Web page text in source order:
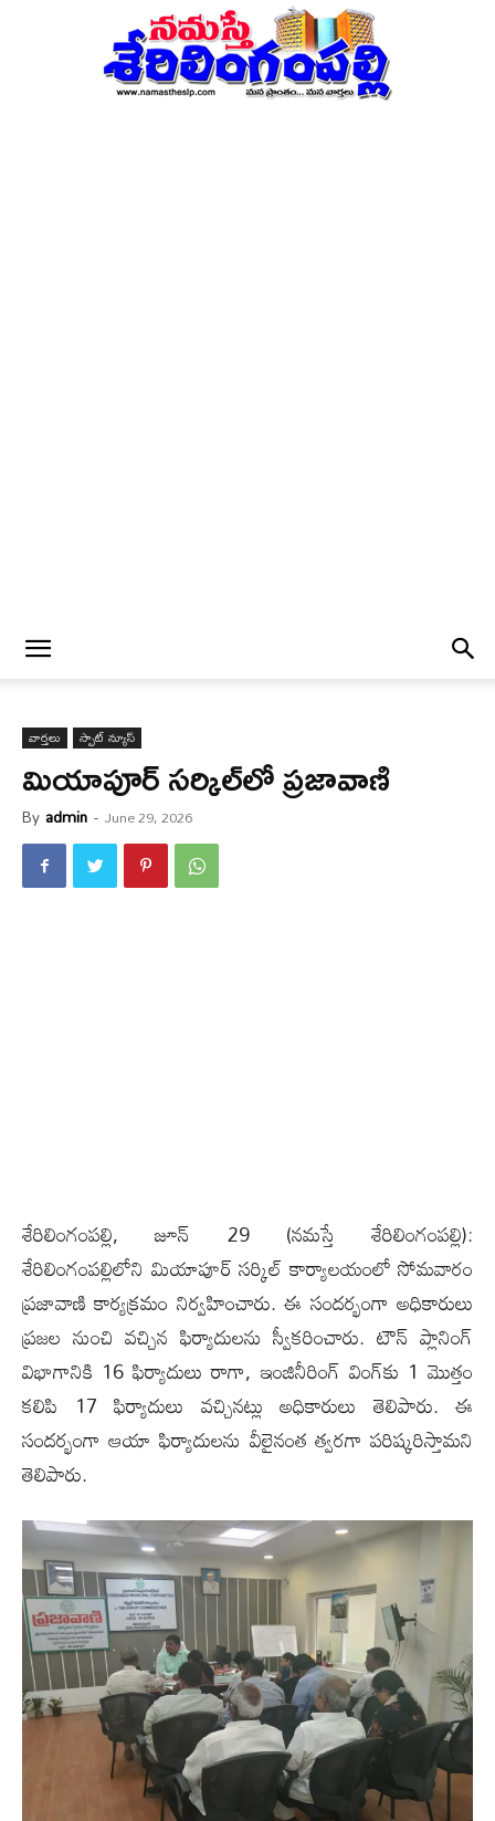
వార్త‌లు స్పాట్ న్యూస్
మియాపూర్ స‌ర్కిల్‌లో ప్ర‌జావాణి
By admin - June 29, 2026
శేరిలింగంప‌ల్లి, జూన్ 29 (న‌మ‌స్తే శేరిలింగంప‌ల్లి):
శేరిలింగంప‌ల్లిలోని మియాపూర్ స‌ర్కిల్ కార్యాల‌యంలో సోమ‌వారం
ప్ర‌జావాణి కార్య‌క్ర‌మం నిర్వ‌హించారు. ఈ సంద‌ర్భంగా అధికారులు
ప్ర‌జ‌ల నుంచి వ‌చ్చిన ఫిర్యాదుల‌ను స్వీకరించారు. టౌన్ ప్లానింగ్
విభాగానికి 16 ఫిర్యాదులు రాగా, ఇంజినీరింగ్ వింగ్‌కు 1 మొత్తం
క‌లిపి 17 ఫిర్యాదులు వ‌చ్చిన‌ట్లు అధికారులు తెలిపారు. ఈ
సంద‌ర్భంగా ఆయా ఫిర్యాదుల‌ను వీలైనంత త్వ‌ర‌గా ప‌రిష్క‌రిస్తామ‌ని
తెలిపారు.